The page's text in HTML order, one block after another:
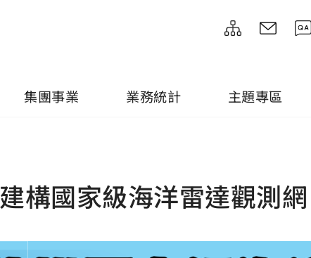
集團事業 業務統計 主題專區
建構國家級海洋雷達觀測網